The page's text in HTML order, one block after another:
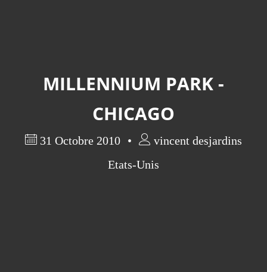
MILLENNIUM PARK -
CHICAGO
31 Octobre 2010
vincent desjardins
Etats-Unis